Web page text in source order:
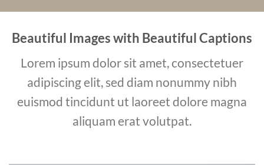
Beautiful Images with Beautiful Captions
Lorem ipsum dolor sit amet, consectetuer
adipiscing elit, sed diam nonummy nibh
euismod tincidunt ut laoreet dolore magna
aliquam erat volutpat.